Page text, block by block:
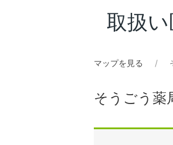
取扱
マップを見る
そうごう薬